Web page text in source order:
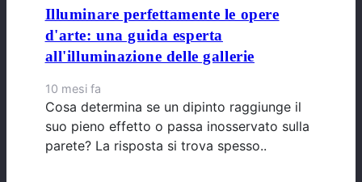
Illuminare perfettamente le opere
d'arte: una guida esperta
all'illuminazione delle gallerie
10 mesi fa
Cosa determina se un dipinto raggiunge il
suo pieno effetto o passa inosservato sulla
parete? La risposta si trova spesso..